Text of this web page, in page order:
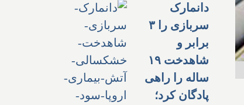
دانمارک
سربازی را ۳
برابر و
شاهدخت ۱۹
ساله را راهی
پادگان کرد؛